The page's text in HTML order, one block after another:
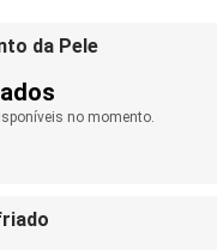
da Pele
no momento.